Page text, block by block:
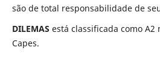
são de total responsabilidade de
DILEMAS está classificada como
Capes.